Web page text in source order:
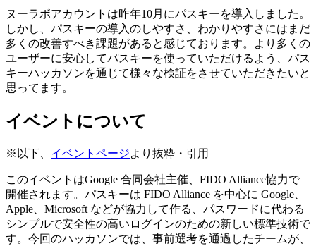
ヌーラボアカウントは昨年10月にパスキーを導入しました。
しかし、パスキーの導入のしやすさ、わかりやすさにはまだ
多くの改善すべき課題があると感じております。より多くの
ユーザーに安心してパスキーを使っていただけるよう、パス
キーハッカソンを通じて様々な検証をさせていただきたいと
思ってます。
イベントについて
※以下、 イベントページより抜粋・引用
このイベントはGoogle 合同会社主催、FIDO Alliance協力で
開催されます。パスキーは FIDO Alliance を中心に Google、
Apple、Microsoft などが協力して作る、パスワードに代わる
シンプルで安全性の高いログインのための新しい標準技術で
す。今回のハッカソンでは、事前選考を通過したチームが、